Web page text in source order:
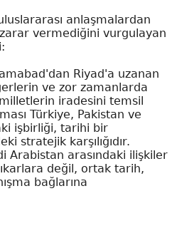
anlaşmalardan
vermediğini vurgulayan
Riyad'a uzanan
ve zor zamanlarda
iradesini temsil
Türkiye, Pakistan ve
işbirliği, tarihi bir
stratejik karşılığıdır.
Arabistan arasındaki ilişkiler
değil, ortak tarih,
bağlarına